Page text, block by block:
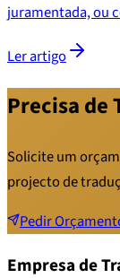
juramentada, ou
Ler artigo
Precisa de
Solicite um
projecto de
Pedir
Empresa de